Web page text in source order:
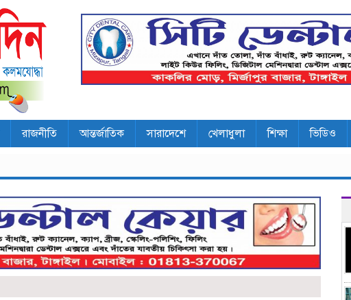
রাজনীতি আন্তর্জাতিক সারাদেশে খেলাধুলা শিক্ষা ভিডিও